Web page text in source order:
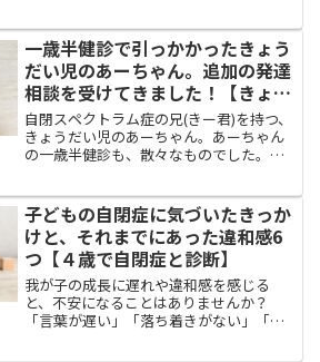
とをするの？」「特別支援学校？近所の
小学校？」「近所の小学校...
一歳半健診で引っかかったきょう
だい児のあーちゃん。追加の発達
相談を受けてきました！【きょう
だいで自閉症の可能性は？】
自閉スペクトラム症の兄(きー君)を持つ、
きょうだい児のあーちゃん。あーちゃん
の一歳半健診も、散々なものでした。詳
を申し込んできました。周りの子達との
あまりの違いに、愕然...
子どもの自閉症に気づいたきっか
けと、それまでにあった違和感6
つ【４歳で自閉症と診断】
我が子の成長に遅れや違和感を感じる
と、不安になることはありませんか？
「言葉が遅い」「落ち着きがない」「手